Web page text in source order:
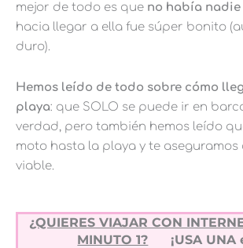
mejor de todo es que no había nadie
hacia llegar a ella fue súper bonito
duro).
Hemos leído de todo sobre cómo
playa: que SOLO se puede ir en
verdad, pero también hemos leído
moto hasta la playa y te aseguramos
viable.
¿QUIERES VIAJAR CON
MINUTO 1?
¡USA UNA